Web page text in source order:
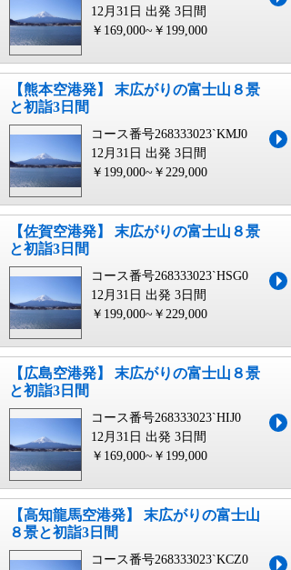
12月31日 出発 3日間
￥169,000~￥199,000
【熊本空港発】 末広がりの富士山８景
と初詣3日間
コース番号268333023`KMJ0
12月31日 出発 3日間
￥199,000~￥229,000
【佐賀空港発】 末広がりの富士山８景
と初詣3日間
コース番号268333023`HSG0
12月31日 出発 3日間
￥199,000~￥229,000
【広島空港発】 末広がりの富士山８景
と初詣3日間
コース番号268333023`HIJ0
12月31日 出発 3日間
￥169,000~￥199,000
【高知龍馬空港発】 末広がりの富士山
８景と初詣3日間
コース番号268333023`KCZ0